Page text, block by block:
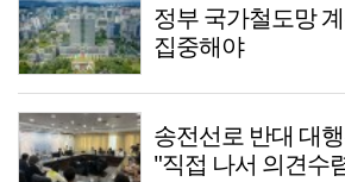
정부 국가철도망
집중해야
송전선로 반대 대
"직접 나서 의견수